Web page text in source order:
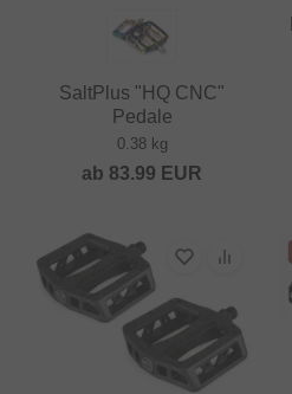
SaltPlus "HQ CNC"
Pedale
0.38 kg
ab 83.99 EUR